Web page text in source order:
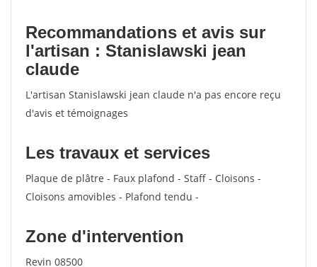
Recommandations et avis sur
l'artisan : Stanislawski jean
claude
L'artisan Stanislawski jean claude n'a pas encore reçu
d'avis et témoignages
Les travaux et services
Plaque de plâtre - Faux plafond - Staff - Cloisons -
Cloisons amovibles - Plafond tendu -
Zone d'intervention
Revin 08500